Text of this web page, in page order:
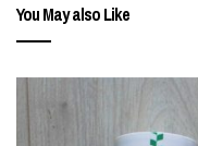
You May also Like